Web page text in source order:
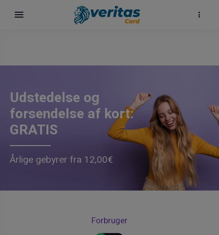
Udstedelse og
forsendelse af kort:
GRATIS
Årlige gebyrer fra 12,00€
Forbruger